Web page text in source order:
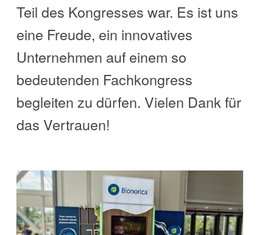
Teil des Kongresses war. Es ist uns
eine Freude, ein innovatives
Unternehmen auf einem so
bedeutenden Fachkongress
begleiten zu dürfen. Vielen Dank für
das Vertrauen!